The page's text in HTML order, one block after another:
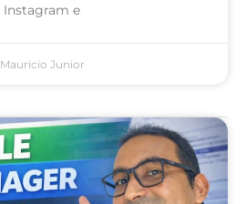
Instagram e
Mauricio Junior